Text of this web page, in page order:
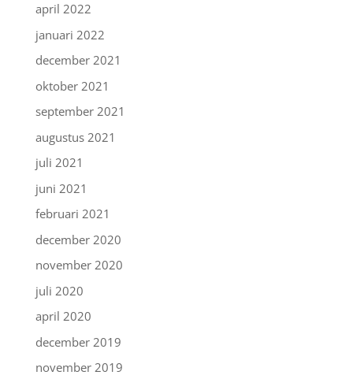
april 2022
januari 2022
december 2021
oktober 2021
september 2021
augustus 2021
juli 2021
juni 2021
februari 2021
december 2020
november 2020
juli 2020
april 2020
december 2019
november 2019